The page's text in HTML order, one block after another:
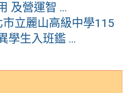
及營運智 ...
市立麗山高級中學115
學生入班鑑 ...